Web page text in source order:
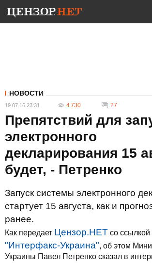
НОВОСТИ
19.07.16 23:31 4 730 27
Препятствий для
электронного
декларирования 15
будет, - Петренко
Запуск системы электронного
стартует 15 августа, как и
ранее.
Как передает Цензор.НЕТ со ссылкой
"Интерфакс-Украина", об этом
Украины Павел Петренко сказал в